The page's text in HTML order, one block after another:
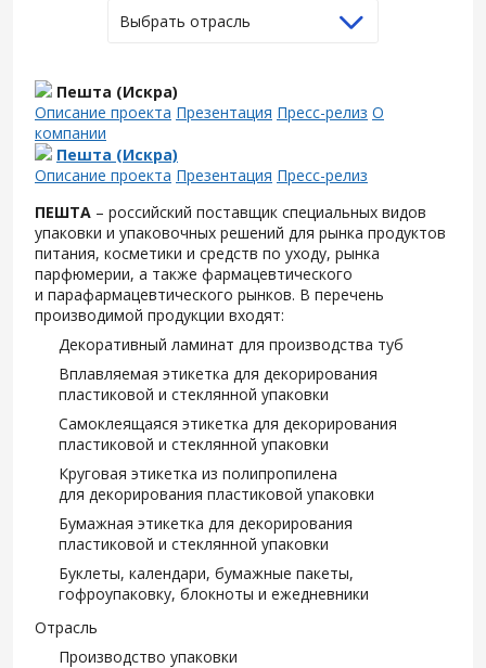
Выбрать отрасль
Пешта (Искра)
Описание проекта Презентация Пресс-релиз О
компании
Пешта (Искра)
Описание проекта Презентация Пресс-релиз
ПЕШТА – российский поставщик специальных видов
упаковки и упаковочных решений для рынка продуктов
питания, косметики и средств по уходу, рынка
парфюмерии, а также фармацевтического
и парафармацевтического рынков. В перечень
производимой продукции входят:
Декоративный ламинат для производства туб
Вплавляемая этикетка для декорирования
пластиковой и стеклянной упаковки
Самоклеящаяся этикетка для декорирования
пластиковой и стеклянной упаковки
Круговая этикетка из полипропилена
для декорирования пластиковой упаковки
Бумажная этикетка для декорирования
пластиковой и стеклянной упаковки
Буклеты, календари, бумажные пакеты,
гофроупаковку, блокноты и ежедневники
Отрасль
Производство упаковки